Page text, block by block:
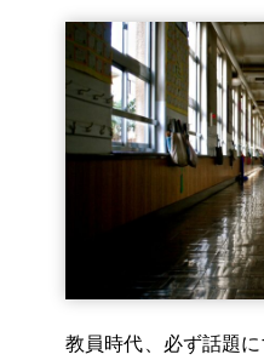
教員時代、必ず話題